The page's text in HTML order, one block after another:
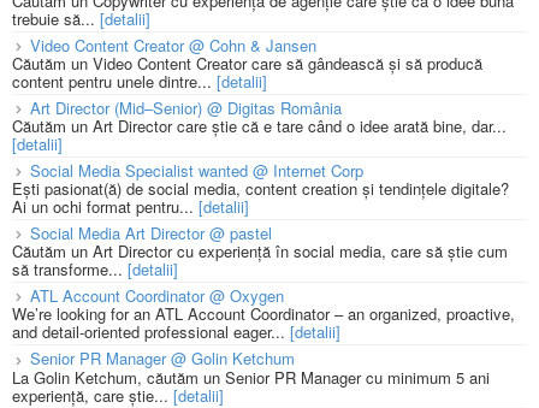
trebuie să... [detalii]
Video Content Creator @ Cohn & Jansen
Căutăm un Video Content Creator care să gândească și să producă
content pentru unele dintre... [detalii]
Art Director (Mid–Senior) @ Digitas România
Căutăm un Art Director care știe că e tare când o idee arată bine, dar...
[detalii]
Social Media Specialist wanted @ Internet Corp
Ești pasionat(ă) de social media, content creation și tendințele digitale?
Ai un ochi format pentru... [detalii]
Social Media Art Director @ pastel
Căutăm un Art Director cu experiență în social media, care să știe cum
să transforme... [detalii]
ATL Account Coordinator @ Oxygen
We’re looking for an ATL Account Coordinator – an organized, proactive,
and detail-oriented professional eager... [detalii]
Senior PR Manager @ Golin Ketchum
La Golin Ketchum, căutăm un Senior PR Manager cu minimum 5 ani
experiență, care știe... [detalii]